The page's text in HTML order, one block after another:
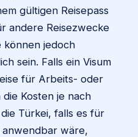
gültigen Reisepass
andere Reisezwecke
jedoch
sein. Falls ein Visum
für Arbeits- oder
Kosten je nach
Türkei, falls es für
wäre,